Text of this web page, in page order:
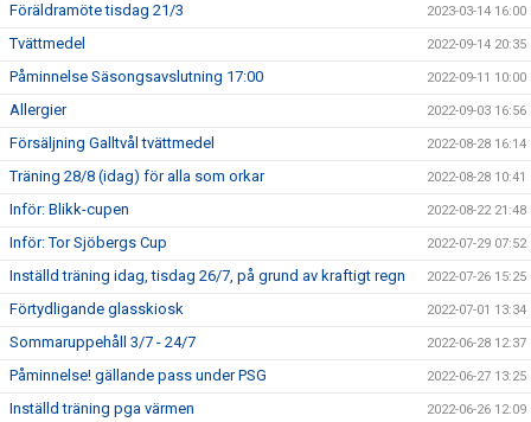
Föräldramöte tisdag 21/3 2023-03-14 16:00
Tvättmedel 2022-09-14 20:35
Påminnelse Säsongsavslutning 17:00 2022-09-11 10:00
Allergier 2022-09-03 16:56
Försäljning Galltvål tvättmedel 2022-08-28 16:14
Träning 28/8 (idag) för alla som orkar 2022-08-28 10:41
Inför: Blikk-cupen 2022-08-22 21:48
Inför: Tor Sjöbergs Cup 2022-07-29 07:52
Inställd träning idag, tisdag 26/7, på grund av kraftigt regn 2022-07-26 15:25
Förtydligande glasskiosk 2022-07-01 13:34
Sommaruppehåll 3/7 - 24/7 2022-06-28 12:37
Påminnelse! gällande pass under PSG 2022-06-27 13:25
Inställd träning pga värmen 2022-06-26 12:09